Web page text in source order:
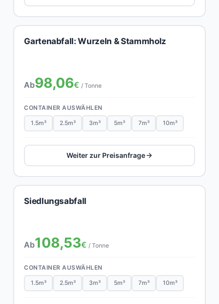
Gartenabfall: Wurzeln & Stammholz
Ab98,06€ / Tonne
CONTAINER AUSWÄHLEN
1.5m³ 2.5m³ 3m³ 5m³ 7m³ 10m³
Weiter zur Preisanfrage
Siedlungsabfall
Ab108,53€ / Tonne
CONTAINER AUSWÄHLEN
1.5m³ 2.5m³ 3m³ 5m³ 7m³ 10m³